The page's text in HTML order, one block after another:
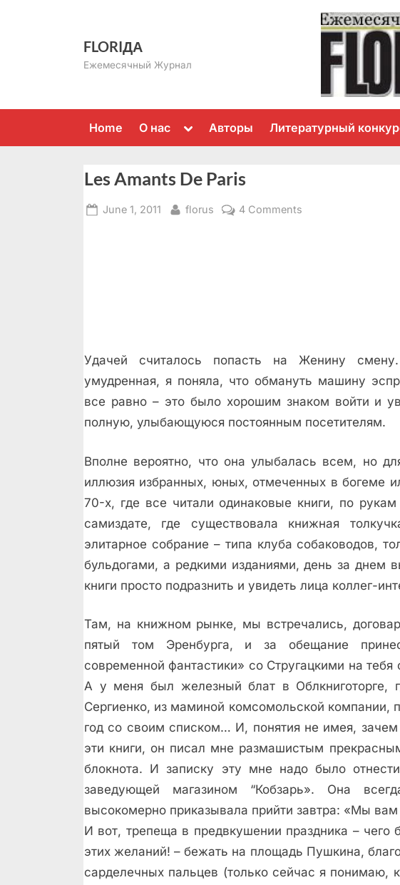
FLORIДА
Ежемесячный Журнал
Home О нас
Toggle
menu
Авторы Литературный
Les Amants De Paris
Posted
June 1, 2011 By
florus 4 Comments
Удачей считалось попасть на Женину
умудренная, я поняла, что обмануть машину
всe равно – это было хорошим знаком войти и
полную, улыбающуюся постоянным посетителям.
Вполне вероятно, что она улыбалась всем, но
иллюзия избранных, юных, отмеченных в богеме
70-х, где все читали одинаковые книги, по
самиздате, где существовала книжная
элитарное собрание – типа клуба собаководов,
бульдогами, а редкими изданиями, день за днем
книги просто подразнить и увидеть лица коллег-
Там, на книжном рынке, мы встречались,
пятый том Эренбурга, и за обещание
современной фантастики» со Стругацкими на
А у меня был железный блат в Облкниготорге,
Сергиенко, из маминой комсомольской компании,
год со своим списком… И, понятия не имея,
эти книги, он писал мне размашистым
блокнота. И записку эту мне надо было
заведующей магазином “Кобзарь». Она
высокомерно приказывала прийти завтра: «Мы
И вот, трепеща в предвкушении праздника – чего
этих желаний! – бежать на площадь Пушкина,
сарделечных пальцев (только сейчас я понимаю,